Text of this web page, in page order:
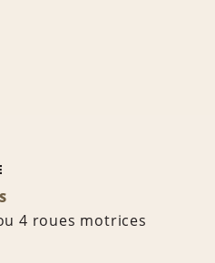
4 roues motrices